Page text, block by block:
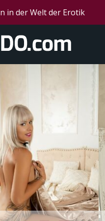
in der Welt der Erotik